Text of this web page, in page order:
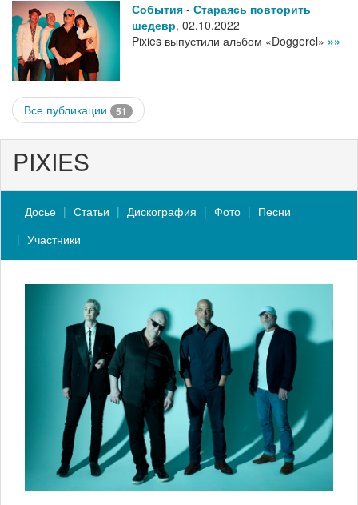
События - Стараясь повторить
шедевр, 02.10.2022
Pixies выпустили альбом «Doggerel» »»
Все публикации 51
PIXIES
Досье Статьи Дискография Фото
Песни
Участники